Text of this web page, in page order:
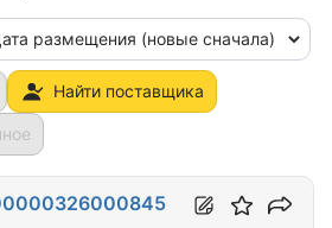
размещения (новые сначала)
Найти поставщика